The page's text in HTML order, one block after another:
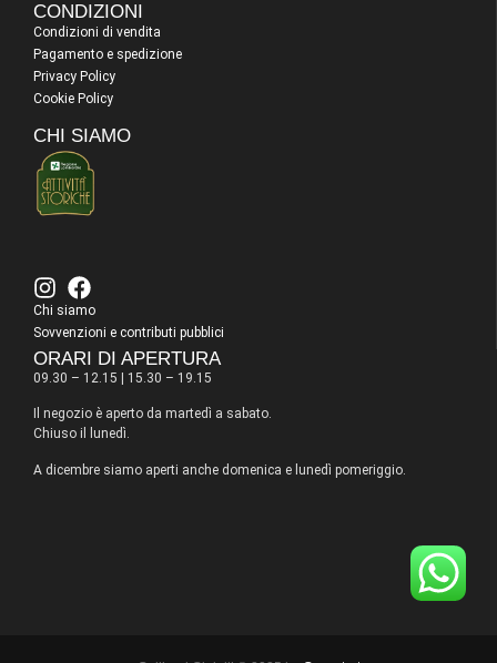
CONDIZIONI
Condizioni di vendita
Pagamento e spedizione
Privacy Policy
Cookie Policy
CHI SIAMO
Chi siamo
Sovvenzioni e contributi pubblici
ORARI DI APERTURA
09.30 – 12.15 | 15.30 – 19.15
Il negozio è aperto da martedì a sabato.
Chiuso il lunedì.
A dicembre siamo aperti anche domenica e lunedì pomeriggio.